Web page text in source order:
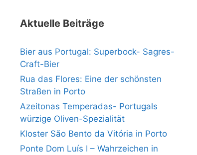
Aktuelle Beiträge
Bier aus Portugal: Superbock- Sagres-
Craft-Bier
Rua das Flores: Eine der schönsten
Straßen in Porto
Azeitonas Temperadas- Portugals
würzige Oliven-Spezialität
Kloster São Bento da Vitória in Porto
Ponte Dom Luís I – Wahrzeichen in